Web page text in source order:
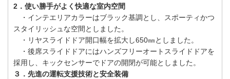
2．使い勝手がよく快適な室内空間
・インテエリアカラーはブラック基調とし、スポーティかつ
スタイリッシュな空間としました。
・リヤスライドドア開口幅を拡大し650㎜としました。
・後席スライドドアにはハンズフリーオートスライドドアを
採用し、キックセンサーでドアの開閉が可能としました。
３．先進の運転支援技術と安全装備